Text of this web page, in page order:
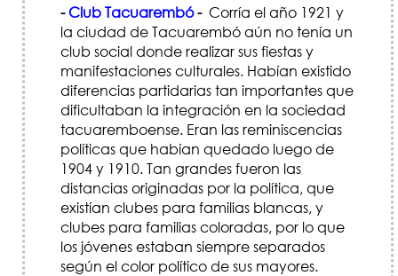
-Club Tacuarembó-Corría el año 1921 y
la ciudad de Tacuarembó aún no tenía un
club social donde realizar sus fiestas y
manifestaciones culturales. Habían existido
diferencias partidarias tan importantes que
dificultaban la integración en la sociedad
tacuaremboense. Eran las reminiscencias
políticas que habían quedado luego de
1904 y 1910. Tan grandes fueron las
distancias originadas por la política, que
existían clubes para familias blancas, y
clubes para familias coloradas, por lo que
los jóvenes estaban siempre separados
según el color político de sus mayores.